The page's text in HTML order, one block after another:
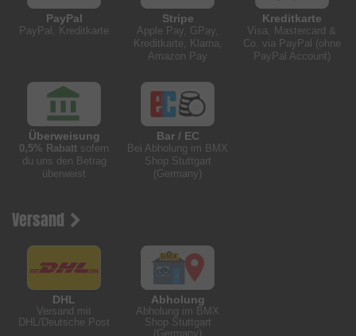
PayPal
PayPal, Kreditkarte
Stripe
Apple Pay, GPay,
Kreditkarte, Klarna,
Amazon Pay
Kreditkarte
Visa, Mastercard &
Co. via PayPal (ohne
PayPal Account)
Überweisung
0,5% Rabatt sofern
du uns den Betrag
überweist
Bar / EC
Bei Abholung im BMX
Shop Stuttgart
(Germany)
Versand
DHL
Versand mit
DHL/Deutsche Post
Abholung
Abholung im BMX
Shop Stuttgart
(Germany)